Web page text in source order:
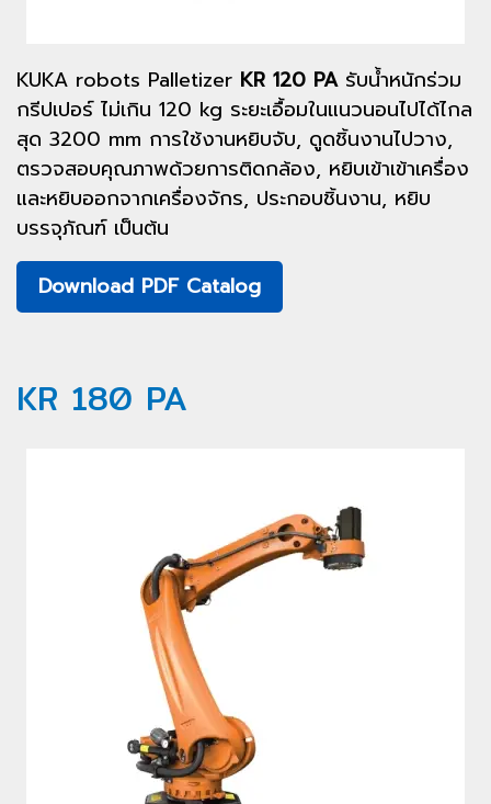
KUKA robots Palletizer KR 120 PAรับน้ำหนักร่วม
กรีปเปอร์ ไม่เกิน 120 kg ระยะเอื้อมในแนวนอนไปได้ไกล
สุด 3200 mm การใช้งานหยิบจับ, ดูดชิ้นงานไปวาง,
ตรวจสอบคุณภาพด้วยการติดกล้อง, หยิบเข้าเข้าเครื่อง
และหยิบออกจากเครื่องจักร, ประกอบชิ้นงาน, หยิบ
บรรจุภัณฑ์ เป็นต้น
Download PDF Catalog
KR 180 PA